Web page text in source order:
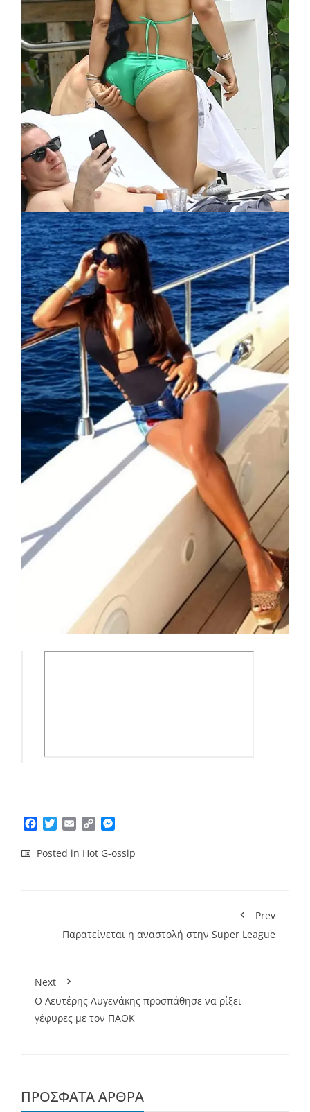
Facebook
TwitterEmailCopy
Posted in Hot G-ossip
Prev
Παρατείνεται η αναστολή στην Super League
Next
O Λευτέρης Αυγενάκης προσπάθησε να ρίξει
γέφυρες με τον ΠΑΟΚ
ΠΡΌΣΦΑΤΑ ΆΡΘΡΑ